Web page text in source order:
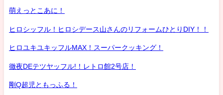
萌えっとこあに！
ヒロシッフル！ヒロシデース山さんのリフォームひとりDIY！！
ヒロユキユキッフルMAX！スーパークッキング！
徹夜DEテツヤッフル!！レトロ館2号店！
剛Q超児ともっふる！